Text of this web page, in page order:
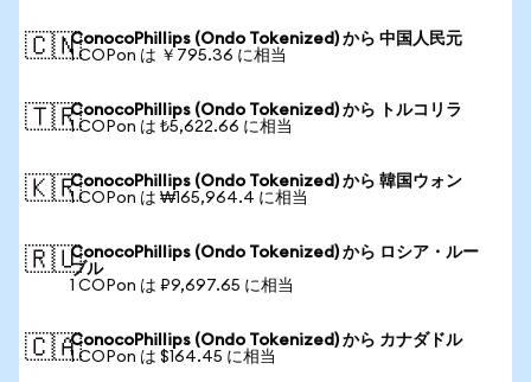
🇨🇳ConocoPhillips (Ondo Tokenized) から 中国人民元
1 COPon は ￥795.36 に相当
🇹🇷ConocoPhillips (Ondo Tokenized) から トルコリラ
1 COPon は ₺5,622.66 に相当
🇰🇷ConocoPhillips (Ondo Tokenized) から 韓国ウォン
1 COPon は ₩165,964.4 に相当
🇷🇺ConocoPhillips (Ondo Tokenized) から ロシア・ルー
ブル
1 COPon は ₽9,697.65 に相当
🇨🇦ConocoPhillips (Ondo Tokenized) から カナダドル
1 COPon は $164.45 に相当